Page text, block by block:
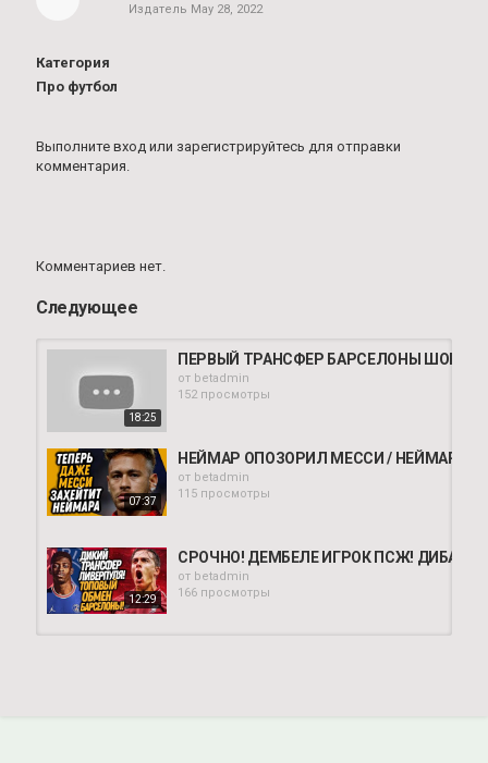
Издатель May 28, 2022
Категория
Про футбол
Выполните вход или зарегистрируйтесь для отправки
комментария.
Комментариев нет.
Следующее
18:25
ПЕРВЫЙ ТРАНСФЕР БАРСЕЛОНЫ
от betadmin
152 просмотры
07:37
НЕЙМАР ОПОЗОРИЛ МЕССИ / НЕЙМАР
от betadmin
115 просмотры
12:29
СРОЧНО! ДЕМБЕЛЕ ИГРОК ПСЖ! ДИБАЛА
от betadmin
166 просмотры